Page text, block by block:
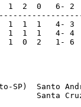
2  0   6- 2
1  1  1   4- 3
1  1   4- 4
3  1  0  2   1- 6
SP)  Santo
Santa